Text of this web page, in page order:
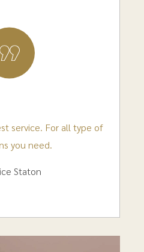
service. For all type of
you need.
Staton